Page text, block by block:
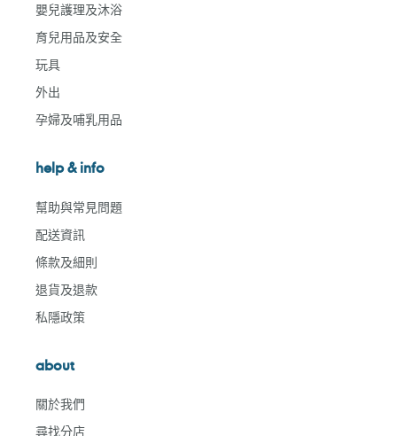
嬰兒護理及沐浴
育兒用品及安全
玩具
外出
孕婦及哺乳用品
help & info
幫助與常見問題
配送資訊
條款及細則
退貨及退款
私隱政策
about
關於我們
尋找分店